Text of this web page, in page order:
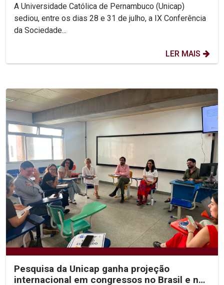
A Universidade Católica de Pernambuco (Unicap)
sediou, entre os dias 28 e 31 de julho, a IX Conferência
da Sociedade...
LER MAIS
Pesquisa da Unicap ganha projeção
internacional em congressos no Brasil e no